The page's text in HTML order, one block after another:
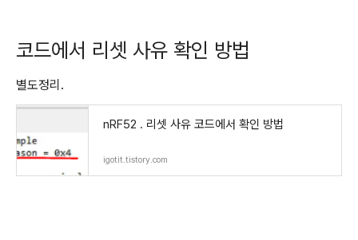
코드에서 리셋 사유 확인 방법
별도정리.
nRF52 . 리셋 사유 코드에서 확인 방법
igotit.tistory.com